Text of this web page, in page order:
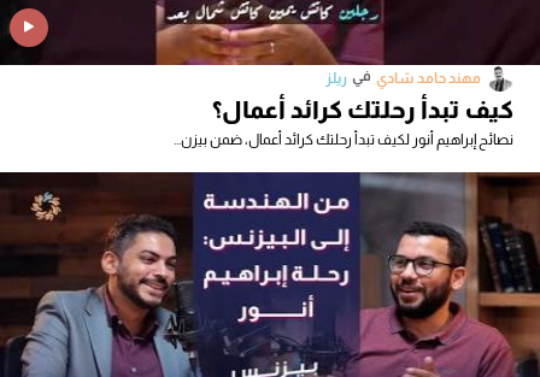
ريلز في مهند حامد شادي
كيف تبدأ رحلتك كرائد أعمال؟
نصائح إبراهيم أنور لكيف تبدأ رحلتك كرائد أعمال، ضمن بيزن...